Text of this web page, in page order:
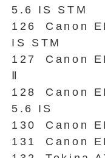
5.6
IS STM
126
Canon
IS STM
127
Canon
Ⅱ
128
Canon
5.6
IS
130
Canon
131
Canon